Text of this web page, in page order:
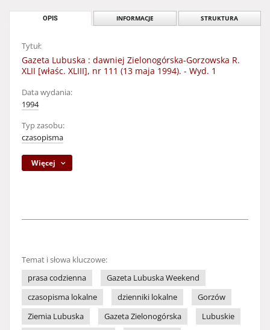
OPIS INFORMACJE STRUKTURA
Tytuł:
Gazeta Lubuska : dawniej Zielonogórska-Gorzowska R.
XLII [właśc. XLIII], nr 111 (13 maja 1994). - Wyd. 1
Data wydania:
1994
Typ zasobu:
czasopisma
Więcej
Temat i słowa kluczowe:
prasa codzienna
Gazeta Lubuska Weekend
czasopisma lokalne
dzienniki lokalne
Gorzów
Ziemia Lubuska
Gazeta Zielonogórska
Lubuskie